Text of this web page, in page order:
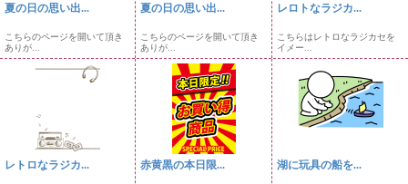
夏の日の思い出...
こちらのページを開いて頂き
ありが...
夏の日の思い出...
こちらのページを開いて頂き
ありが...
レロトなラジカ...
こちらはレトロなラジカセを
イメー...
レトロなラジカ... 赤黄黒の本日限... 湖に玩具の船を...